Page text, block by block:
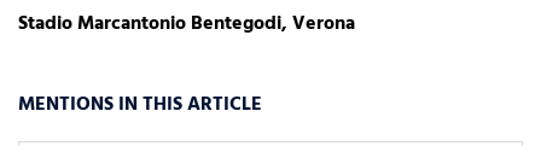
Stadio Marcantonio Bentegodi, Verona
MENTIONS IN THIS ARTICLE